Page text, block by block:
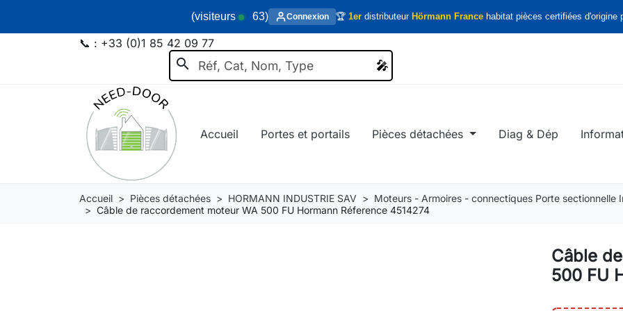
(visiteurs 63) Connexion 🏆 1er distributeur Hörmann France habitat pièces certifiées d'origine
search 🎤
🎤
📞 : +33 (0)1 85 42 09 77
Accueil Portes et portails Pièces détachées Diag & Dép
Accueil Pièces détachées HORMANN INDUSTRIE SAV
Moteurs - Armoires - connectiques Porte sectionnelle
Câble de raccordement moteur WA 500 FU Hormann Réference 4514274
Câble
500 FU